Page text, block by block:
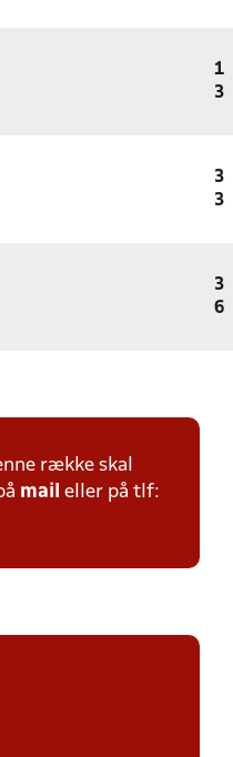
1
3
3
3
3
6
række skal
mail eller på tlf: